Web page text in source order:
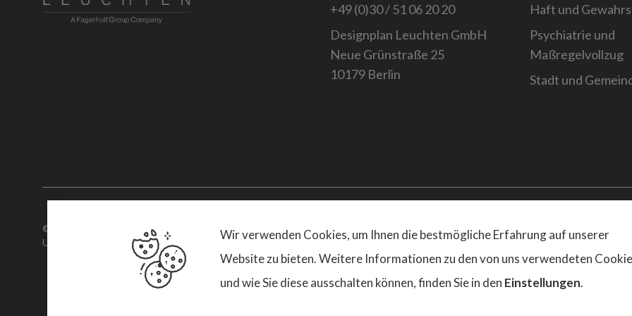
+49 (0)30 / 51 06 20 20
Designplan Leuchten GmbH
Neue Grünstraße 25
10179 Berlin
Haft und
Psychiatrie und
Maßregelvollzug
Stadt und
© 2026. Designplan.
USt.-ID-Nr: DE367997600
Website
Wir verwenden Cookies, um Ihnen die bestmögliche Erfahrung auf unserer
Website zu bieten. Weitere Informationen zu den von uns verwendeten
und wie Sie diese ausschalten können, finden Sie in den Einstellungen.